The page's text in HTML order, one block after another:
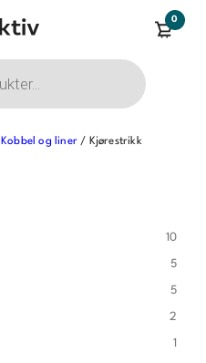
0
Kobbel og liner / Kjørestrikk
10
5
5
2
1